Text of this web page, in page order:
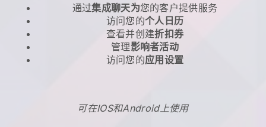
通过集成聊天为您的客户提供服务
访问您的个人日历
查看并创建折扣券
管理影响者活动
访问您的应用设置
可在IOS和Android上使用